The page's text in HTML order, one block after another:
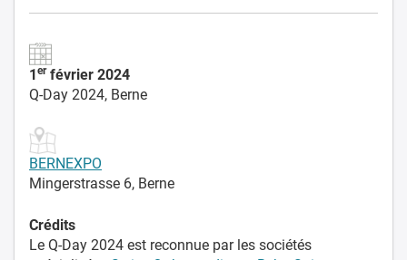
1erfévrier 2024
Q-Day 2024, Berne
BERNEXPO
Mingerstrasse 6, Berne
Crédits
Le Q-Day 2024 est reconnue par les sociétés